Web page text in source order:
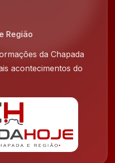
Região
da Chapada
acontecimentos do